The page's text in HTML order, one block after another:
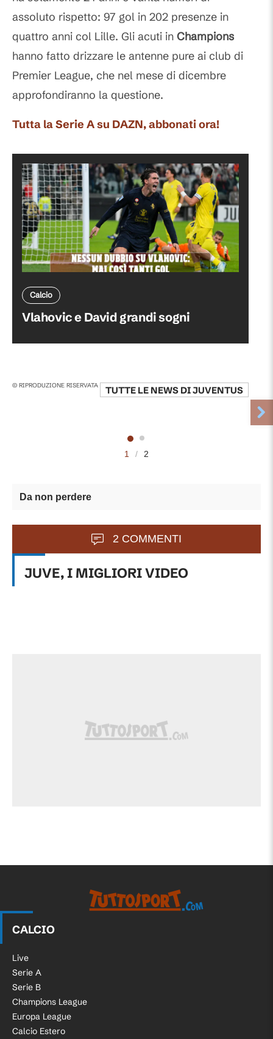
assoluto rispetto: 97 gol in 202 presenze in
quattro anni col Lille. Gli acuti in Champions
hanno fatto drizzare le antenne pure ai club di
Premier League, che nel mese di dicembre
approfondiranno la questione.
Tutta la Serie A su DAZN, abbonati ora!
Calcio
Vlahovic e David grandi sogni
© RIPRODUZIONE RISERVATA TUTTE LE NEWS DIJUVENTUS
1 / 2
Da non perdere
2 COMMENTI
JUVE, I MIGLIORI VIDEO
CALCIO
Live
Serie A
Serie B
Champions League
Europa League
Calcio Estero